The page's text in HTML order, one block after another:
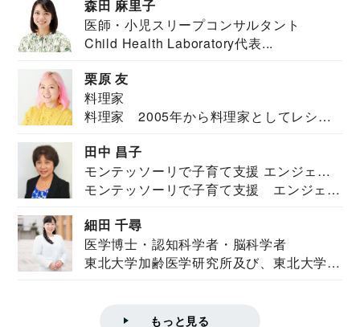
森田 麻里子
医師・小児スリープコンサルタント
Child Health Laboratory代表...
栗原 友
料理家
料理家 2005年から料理家としてレシピ
田中 昌子
モンテッソーリで子育て支援 エンジェル
ズハウス研究所所長
モンテッソーリで子育て支援 エンジェル
細田 千尋
医学博士・認知科学者・脳科学者
東北大学加齢医学研究所及び、東北大学大
もっと見る